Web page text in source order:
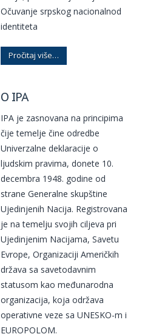
Očuvanje srpskog nacionalnod
identiteta
Pročitaj više…
O IPA
IPA je zasnovana na principima
čije temelje čine odredbe
Univerzalne deklaracije o
ljudskim pravima, donete 10.
decembra 1948. godine od
strane Generalne skupštine
Ujedinjenih Nacija. Registrovana
je na temelju svojih ciljeva pri
Ujedinjenim Nacijama, Savetu
Evrope, Organizaciji Američkih
država sa savetodavnim
statusom kao međunarodna
organizacija, koja održava
operativne veze sa UNESKO-m i
EUROPOLOM.